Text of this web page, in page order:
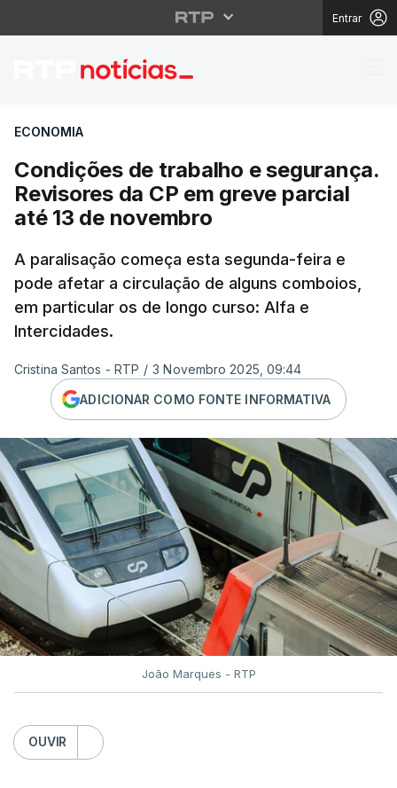
Entrar
Condições de
ECONOMIA
Condições de trabalho e segurança.
Revisores da CP em greve parcial
até 13 de novembro
A paralisação começa esta segunda-feira e
pode afetar a circulação de alguns comboios,
em particular os de longo curso: Alfa e
Intercidades.
Cristina Santos - RTP / 3 Novembro 2025, 09:44
ADICIONAR COMO FONTE INFORMATIVA
João Marques - RTP
OUVIR